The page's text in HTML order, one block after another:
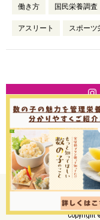
働き方 国民栄養調査
アスリート スポーツ
Copyright